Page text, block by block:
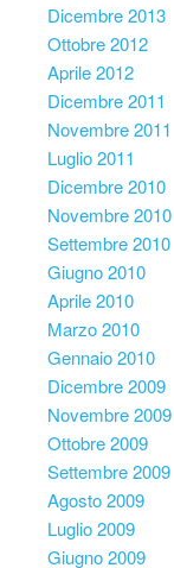
Dicembre 2013
Ottobre 2012
Aprile 2012
Dicembre 2011
Novembre 2011
Luglio 2011
Dicembre 2010
Novembre 2010
Settembre 2010
Giugno 2010
Aprile 2010
Marzo 2010
Gennaio 2010
Dicembre 2009
Novembre 2009
Ottobre 2009
Settembre 2009
Agosto 2009
Luglio 2009
Giugno 2009